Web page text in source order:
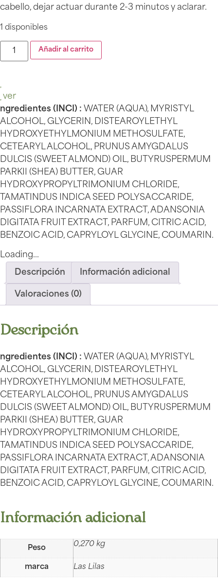
cabello, dejar actuar durante 2-3 minutos y aclarar.
1 disponibles
Añadir al carrito
ver
ngredientes (INCI) : WATER (AQUA), MYRISTYL
ALCOHOL, GLYCERIN, DISTEAROYLETHYL
HYDROXYETHYLMONIUM METHOSULFATE,
CETEARYL ALCOHOL, PRUNUS AMYGDALUS
DULCIS (SWEET ALMOND) OIL, BUTYRUSPERMUM
PARKII (SHEA) BUTTER, GUAR
HYDROXYPROPYLTRIMONIUM CHLORIDE,
TAMATINDUS INDICA SEED POLYSACCARIDE,
PASSIFLORA INCARNATA EXTRACT, ADANSONIA
DIGITATA FRUIT EXTRACT, PARFUM, CITRIC ACID,
BENZOIC ACID, CAPRYLOYL GLYCINE, COUMARIN.
Loading...
Descripción Información adicional
Valoraciones (0)
Descripción
ngredientes (INCI) : WATER (AQUA), MYRISTYL
ALCOHOL, GLYCERIN, DISTEAROYLETHYL
HYDROXYETHYLMONIUM METHOSULFATE,
CETEARYL ALCOHOL, PRUNUS AMYGDALUS
DULCIS (SWEET ALMOND) OIL, BUTYRUSPERMUM
PARKII (SHEA) BUTTER, GUAR
HYDROXYPROPYLTRIMONIUM CHLORIDE,
TAMATINDUS INDICA SEED POLYSACCARIDE,
PASSIFLORA INCARNATA EXTRACT, ADANSONIA
DIGITATA FRUIT EXTRACT, PARFUM, CITRIC ACID,
BENZOIC ACID, CAPRYLOYL GLYCINE, COUMARIN.
Información adicional
Peso
0,270 kg
marca Las Lilas